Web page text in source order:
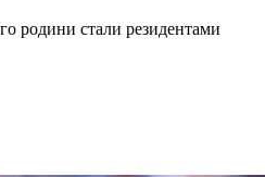
родини стали резидентами